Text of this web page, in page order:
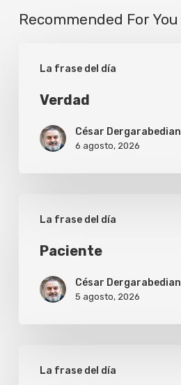
Recommended For You
La frase del día
Verdad
César Dergarabedian
6 agosto, 2026
La frase del día
Paciente
César Dergarabedian
5 agosto, 2026
La frase del día